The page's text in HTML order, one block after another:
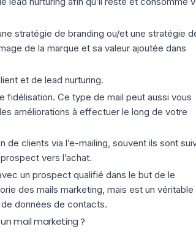
stratégie de branding ou/et une stratégie
de la marque et sa valeur ajoutée dans
et de lead nurturing.
fidélisation. Ce type de mail peut aussi vous
améliorations à effectuer le long de votre
de clients via l’e-mailing, souvent ils sont
vers l’achat.
un prospect qualifié dans le but de le
des mails marketing, mais est un véritable
données de contacts.
mail marketing ?